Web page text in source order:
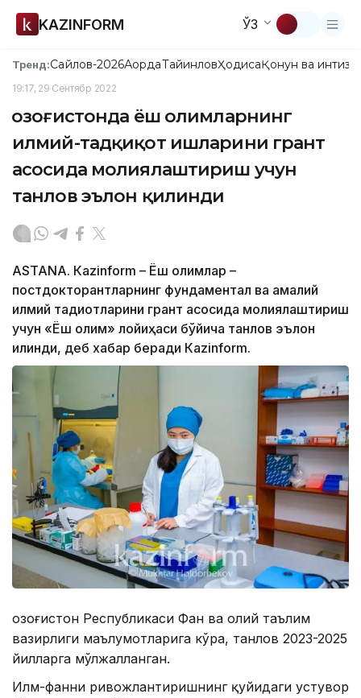
KAZINFORM ЎЗ
Тренд:Сайлов-2026АқордаТайинловҲодисаҚонун ва
19:17, 29 Сентябр 2022
Қозоғистонда ёш олимларнинг
илмий-тадқиқот ишларини грант
асосида молиялаштириш учун
танлов эълон қилинди
ASTANА. Кazinform – Ёш олимлар –
постдокторантларнинг фундаментал ва амалий
илмий тадқиқотларини грант асосида молиялаштириш
учун «Ёш олим» лойиҳаси бўйича танлов эълон
қилинди, деб хабар беради Кazinform.
Қозоғистон Республикаси Фан ва олий таълим
вазирлиги маълумотларига кўра, танлов 2023-2025
йилларга мўлжалланган.
Илм-фанни ривожлантиришнинг қуйидаги устувор